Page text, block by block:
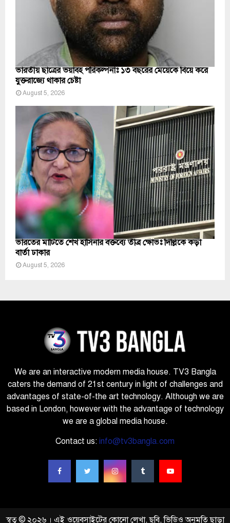
ভারতীয় ছাত্রের ভয়াবহ পরিকল্পনাঃ ১৩ বছরের মেয়েকে বিয়ে করে
যুক্তরাজ্যে থাকার চেষ্টা
August 5, 2026
ভারতের মাটিতে শেখ হাসিনার বক্তব্যে তীব্র ক্ষোভঃ দিল্লিকে কড়া
বার্তা ঢাকার
August 5, 2026
We are an interactive modern media house. TV3 Bangla
caters the demand of 21st century in light of challenges and
advantages of state-of-the art technology. Although we are
based in London, however with the advantage of technology
we are a global media house.
Contact us: info@tv3bangla.com
স্বত্ব © ২০২৬ । এই ওয়েবসাইটের কোনো লেখা, ছবি, ভিডিও অনুমতি ছাড়া